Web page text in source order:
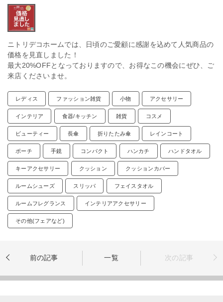
ニトリデコホームでは、日頃のご愛顧に感謝を込めて人気商品の
価格を見直しました！
最大20%OFFとなっておりますので、お得なこの機会にぜひ、ご
来店くださいませ。
レディス ファッション雑貨 小物 アクセサリー
インテリア 食器/キッチン 雑貨 コスメ
ビューティー 長傘 折りたたみ傘 レインコート
ポーチ 手鏡 コンパクト ハンカチ ハンドタオル
キーアクセサリー クッション クッションカバー
ルームシューズ スリッパ フェイスタオル
ルームフレグランス インテリアアクセサリー
その他(フェアなど)
前の記事 一覧 次の記事